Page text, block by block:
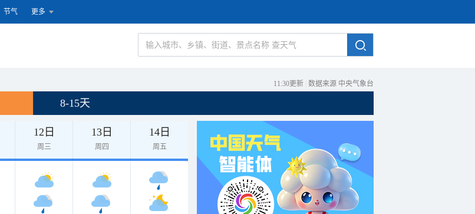
节气 更多
11:30更新 数据来源 中央气象台
8-15天
12日
周三
13日
周四
14日
周五